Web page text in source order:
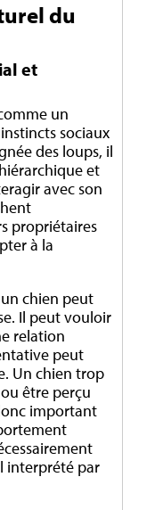
du
et
un
sociaux
des loups, il
et
avec son
propriétaires
à la
chien peut
Il peut vouloir
relation
peut
Un chien trop
être perçu
important
interprété par